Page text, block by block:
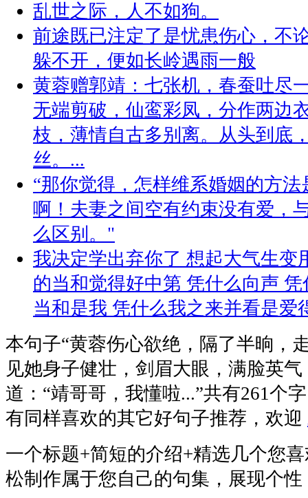
乱世之际，人不如狗。
前途既已注定了是忧患伤心，不
躲不开，便如长岭遇雨一般
黄蓉赠郭靖：七张机，春蚕吐尽
无端剪破，仙鸾彩凤，分作两边
枝，薄情自古多别离。从头到底
丝。...
“那你觉得，怎样维系婚姻的方
啊！夫妻之间空有约束没有爱，
么区别。"
我决定学出弃你了 想起大气生变
的当和觉得好中第 凭什么向声
当和是我 凭什么我之来并看是爱
本句子“黄蓉伤心欲绝，隔了半晌，
见她身子健壮，剑眉大眼，满脸英
道：“靖哥哥，我懂啦...”共有261个
有同样喜欢的其它好句子推荐，欢迎
一个标题+简短的介绍+精选几个您
松制作属于您自己的句集，展现个